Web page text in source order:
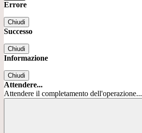
Errore
Chiudi
Successo
Chiudi
Informazione
Chiudi
Attendere...
Attendere il completamento dell'operazione...